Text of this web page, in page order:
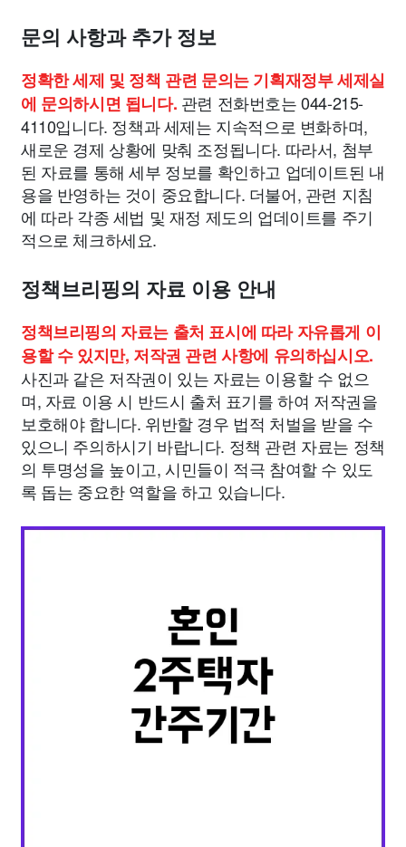
문의 사항과 추가 정보
정확한 세제 및 정책 관련 문의는 기획재정부 세제실
에 문의하시면 됩니다. 관련 전화번호는 044-215-
4110입니다. 정책과 세제는 지속적으로 변화하며,
새로운 경제 상황에 맞춰 조정됩니다. 따라서, 첨부
된 자료를 통해 세부 정보를 확인하고 업데이트된 내
용을 반영하는 것이 중요합니다. 더불어, 관련 지침
에 따라 각종 세법 및 재정 제도의 업데이트를 주기
적으로 체크하세요.
정책브리핑의 자료 이용 안내
정책브리핑의 자료는 출처 표시에 따라 자유롭게 이
용할 수 있지만, 저작권 관련 사항에 유의하십시오.
사진과 같은 저작권이 있는 자료는 이용할 수 없으
며, 자료 이용 시 반드시 출처 표기를 하여 저작권을
보호해야 합니다. 위반할 경우 법적 처벌을 받을 수
있으니 주의하시기 바랍니다. 정책 관련 자료는 정책
의 투명성을 높이고, 시민들이 적극 참여할 수 있도
록 돕는 중요한 역할을 하고 있습니다.